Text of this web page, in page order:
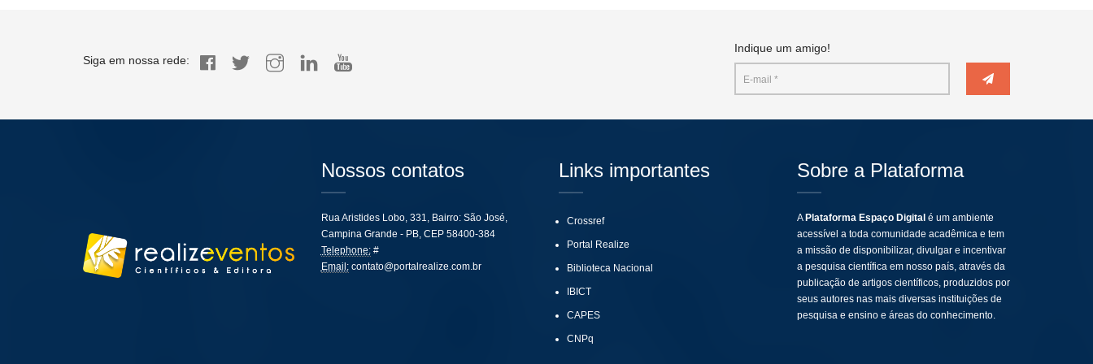
Siga em nossa rede:
Indique um amigo!
Nossos contatos
Rua Aristides Lobo, 331, Bairro: São José,
Campina Grande - PB, CEP 58400-384
Telephone:#
Email: contato@portalrealize.com.br
Links importantes
Crossref
Portal Realize
Biblioteca Nacional
IBICT
CAPES
CNPq
Sobre a Plataforma
A Plataforma Espaço Digital é um ambiente
acessível a toda comunidade acadêmica e tem
a missão de disponibilizar, divulgar e incentivar
a pesquisa científica em nosso país, através da
publicação de artigos científicos, produzidos por
seus autores nas mais diversas instituições de
pesquisa e ensino e áreas do conhecimento.